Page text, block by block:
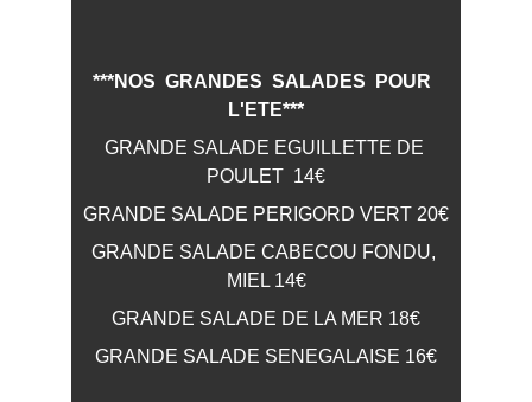
***NOS  GRANDES  SALADES  POUR
L'ETE***
GRANDE SALADE EGUILLETTE DE
POULET  14€
GRANDE SALADE PERIGORD VERT 20€
GRANDE SALADE CABECOU FONDU,
MIEL 14€
GRANDE SALADE DE LA MER 18€
GRANDE SALADE SENEGALAISE 16€